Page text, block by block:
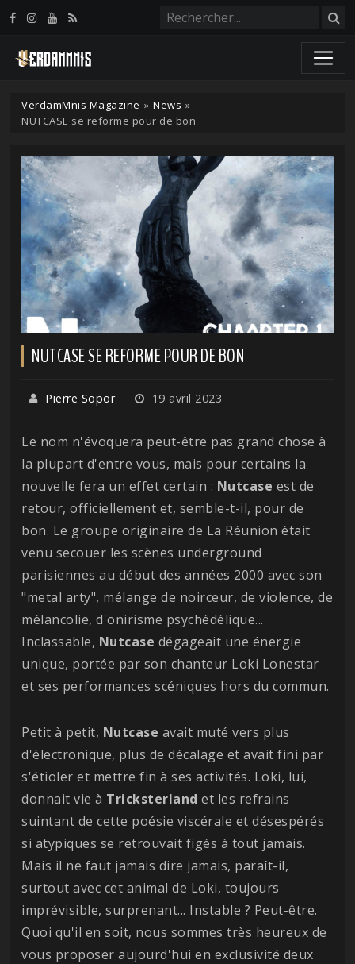
VerdamMnis Magazine » News »
NUTCASE se reforme pour de bon
NUTCASE SE REFORME POUR DE BON
Pierre Sopor 19 avril 2023
Le nom n'évoquera peut-être pas grand chose à
la plupart d'entre vous, mais pour certains la
nouvelle fera un effet certain : Nutcase est de
retour, officiellement et, semble-t-il, pour de
bon. Le groupe originaire de La Réunion était
venu secouer les scènes underground
parisiennes au début des années 2000 avec son
"metal arty", mélange de noirceur, de violence, de
mélancolie, d'onirisme psychédélique...
Inclassable, Nutcase dégageait une énergie
unique, portée par son chanteur Loki Lonestar
et ses performances scéniques hors du commun.
Petit à petit, Nutcase avait muté vers plus
d'électronique, plus de décalage et avait fini par
s'étioler et mettre fin à ses activités. Loki, lui,
donnait vie à Tricksterland et les refrains
suintant de cette poésie viscérale et désespérés
si atypiques se retrouvait figés à tout jamais.
Mais il ne faut jamais dire jamais, paraît-il,
surtout avec cet animal de Loki, toujours
imprévisible, surprenant... Instable ? Peut-être.
Quoi qu'il en soit, nous sommes très heureux de
vous proposer aujourd'hui en exclusivité deux
Panneau de gestion des cookies